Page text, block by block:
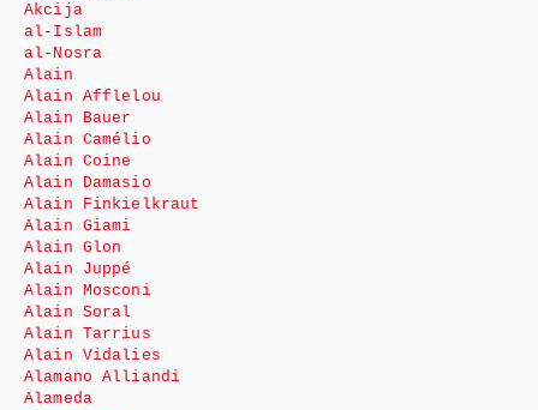
Akcija
al-Islam
al-Nosra
Alain
Alain Afflelou
Alain Bauer
Alain Camélio
Alain Coine
Alain Damasio
Alain Finkielkraut
Alain Giami
Alain Glon
Alain Juppé
Alain Mosconi
Alain Soral
Alain Tarrius
Alain Vidalies
Alamano Alliandi
Alameda